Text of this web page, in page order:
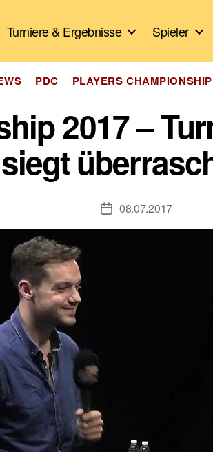
Turniere & Ergebnisse Spieler
Kategorien
PDC PLAYERS CHAMPIONSHIP
2017 –
siegt
Veröffentlichungsdatum
08.07.2017